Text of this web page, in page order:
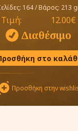
164/Βάρος: 213
Τιμή: 12.00€
Διαθέσιμο
στο
Προσθήκη στην